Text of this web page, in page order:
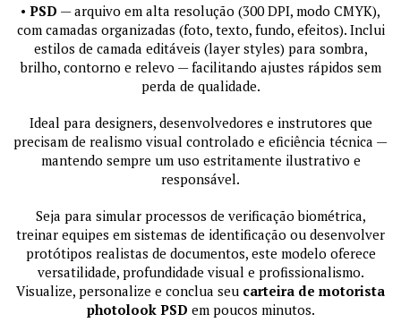
• PSD — arquivo em alta resolução (300 DPI, modo CMYK),
com camadas organizadas (foto, texto, fundo, efeitos). Inclui
estilos de camada editáveis (layer styles) para sombra,
brilho, contorno e relevo — facilitando ajustes rápidos sem
perda de qualidade.
Ideal para designers, desenvolvedores e instrutores que
precisam de realismo visual controlado e eficiência técnica —
mantendo sempre um uso estritamente ilustrativo e
responsável.
Seja para simular processos de verificação biométrica,
treinar equipes em sistemas de identificação ou desenvolver
protótipos realistas de documentos, este modelo oferece
versatilidade, profundidade visual e profissionalismo.
Visualize, personalize e conclua seu carteira de motorista
photolook PSD em poucos minutos.